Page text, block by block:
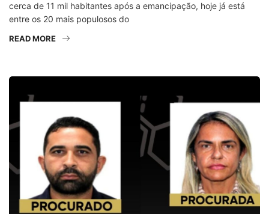
cerca de 11 mil habitantes após a emancipação, hoje já está
entre os 20 mais populosos do
READ MORE